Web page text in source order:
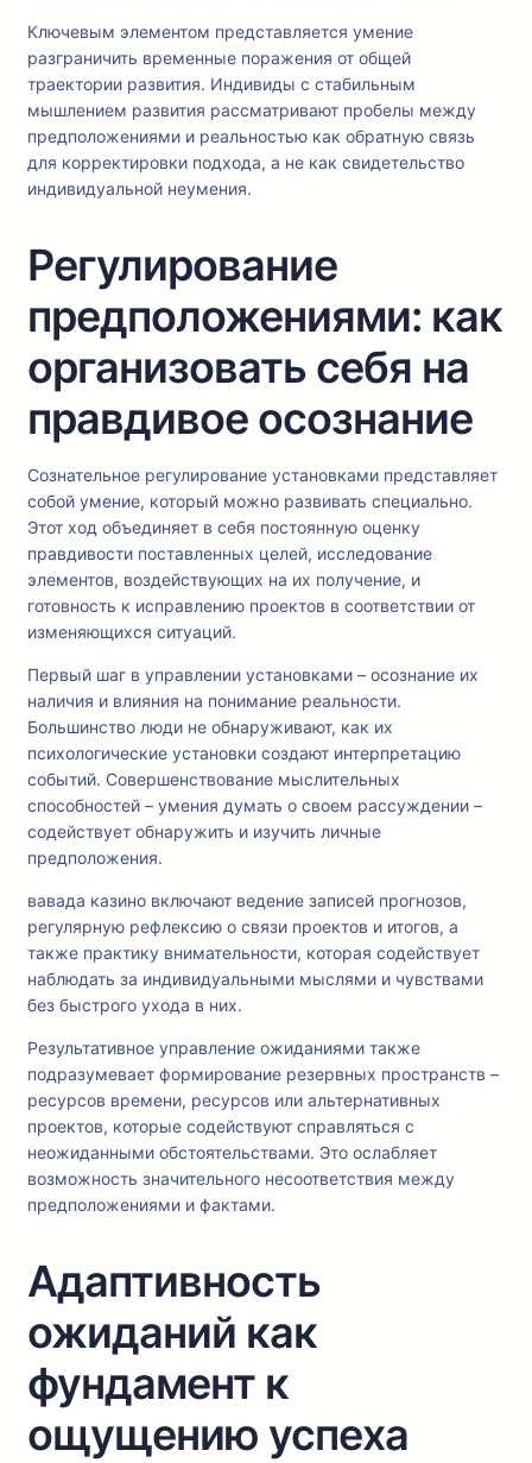
Ключевым элементом представляется умение
разграничить временные поражения от общей
траектории развития. Индивиды с стабильным
мышлением развития рассматривают пробелы между
предположениями и реальностью как обратную связь
для корректировки подхода, а не как свидетельство
индивидуальной неумения.
Регулирование
предположениями: как
организовать себя на
правдивое осознание
Сознательное регулирование установками представляет
собой умение, который можно развивать специально.
Этот ход объединяет в себя постоянную оценку
правдивости поставленных целей, исследование
элементов, воздействующих на их получение, и
готовность к исправлению проектов в соответствии от
изменяющихся ситуаций.
Первый шаг в управлении установками – осознание их
наличия и влияния на понимание реальности.
Большинство люди не обнаруживают, как их
психологические установки создают интерпретацию
событий. Совершенствование мыслительных
способностей – умения думать о своем рассуждении –
содействует обнаружить и изучить личные
предположения.
вавада казино включают ведение записей прогнозов,
регулярную рефлексию о связи проектов и итогов, а
также практику внимательности, которая содействует
наблюдать за индивидуальными мыслями и чувствами
без быстрого ухода в них.
Результативное управление ожиданиями также
подразумевает формирование резервных пространств –
ресурсов времени, ресурсов или альтернативных
проектов, которые содействуют справляться с
неожиданными обстоятельствами. Это ослабляет
возможность значительного несоответствия между
предположениями и фактами.
Адаптивность
ожиданий как
фундамент к
ощущению успеха